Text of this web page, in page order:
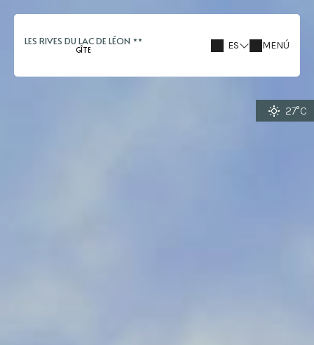
LES RIVES DU LAC DE LÉON
GÎTE ES MENÚ
27°C